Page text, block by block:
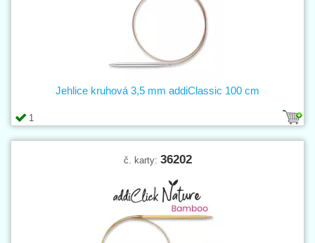
1
Jehlice kruhová 3,5 mm addiClassic 100 cm
č. karty: 36202